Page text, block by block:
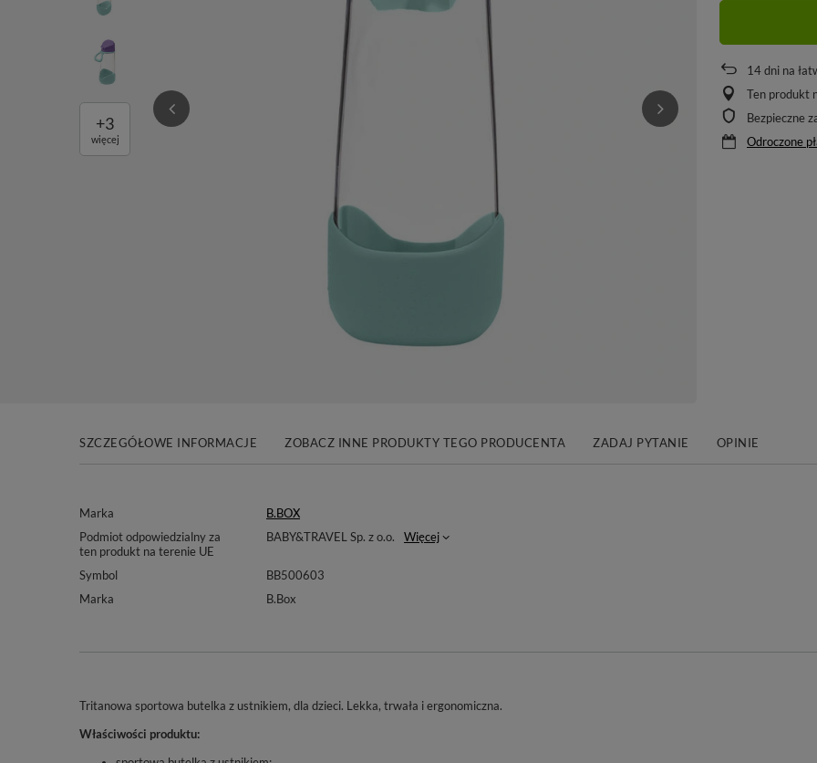
+3
więcej
14dni na
Ten produkt
Bezpieczne
Odroczone
SZCZEGÓŁOWE INFORMACJE ZOBACZ INNE PRODUKTY TEGO PRODUCENTA ZADAJ PYTANIE OPINIE
Marka
B.BOX
Podmiot odpowiedzialny za
ten produkt na terenie UE
BABY&TRAVEL Sp. z o.o. Więcej
Symbol
BB500603
Marka
B.Box
Tritanowa sportowa butelka z ustnikiem, dla dzieci. Lekka, trwała i ergonomiczna.
Właściwości produktu: